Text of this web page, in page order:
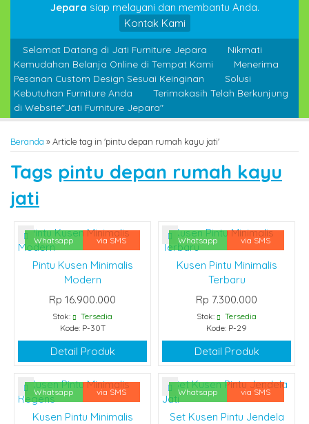
Jepara siap melayani dan membantu Anda.
Kontak Kami
Selamat Datang di Jati Furniture Jepara
Nikmati
Kemudahan Belanja Online di Tempat Kami
Menerima
Pesanan Custom Design Sesuai Keinginan
Solusi
Kebutuhan Furniture Anda
Terimakasih Telah Berkunjung
di Website"Jati Furniture Jepara"
Beranda »Article tag in 'pintu depan rumah kayu jati'
Tags pintu depan rumah kayu
jati
Whatsapp via SMS
Pintu Kusen Minimalis
Modern
Rp 16.900.000
Stok:
Tersedia
Kode: P-30T
Detail Produk
Whatsapp via SMS
Kusen Pintu Minimalis
Terbaru
Rp 7.300.000
Stok:
Tersedia
Kode: P-29
Detail Produk
Whatsapp via SMS
Kusen Pintu Minimalis
Whatsapp via SMS
Set Kusen Pintu Jendela